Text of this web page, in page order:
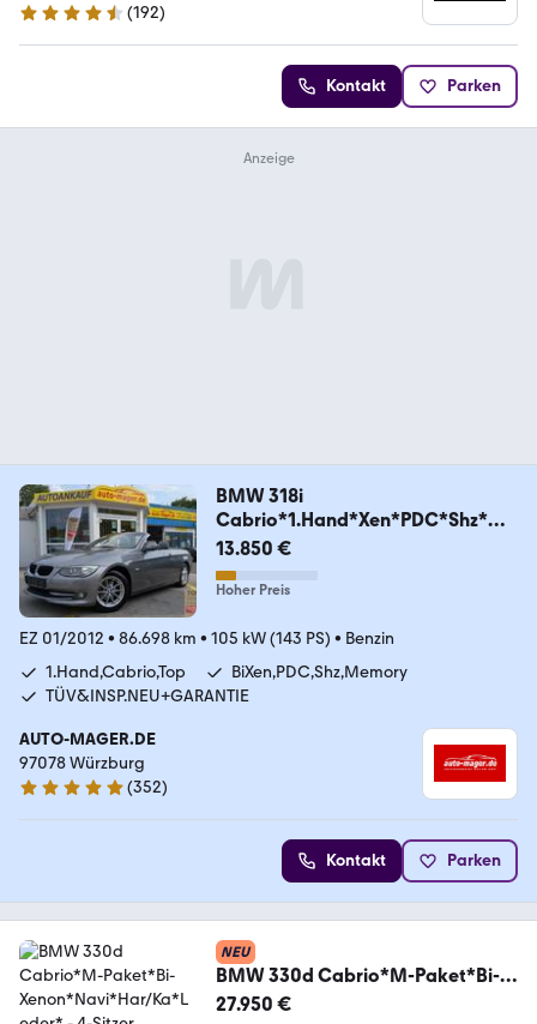
4.4 Sterne
(192)
Kontakt Parken
BMW 318i
Cabrio*1.Hand*Xen*PDC*Shz*Me
mo*TOP*GARANTIE
13.850 €
Hoher Preis
EZ 01/2012 • 86.698 km • 105 kW (143 PS) • Benzin
1.Hand,Cabrio,Top
BiXen,PDC,Shz,Memory
TÜV&INSP.NEU+GARANTIE
AUTO-MAGER.DE
97078 Würzburg
5 Sterne
(352)
Kontakt Parken
NEU
BMW 330d Cabrio*M-Paket*Bi-
Xenon*Navi*Har/Ka*Leder*
27.950 €